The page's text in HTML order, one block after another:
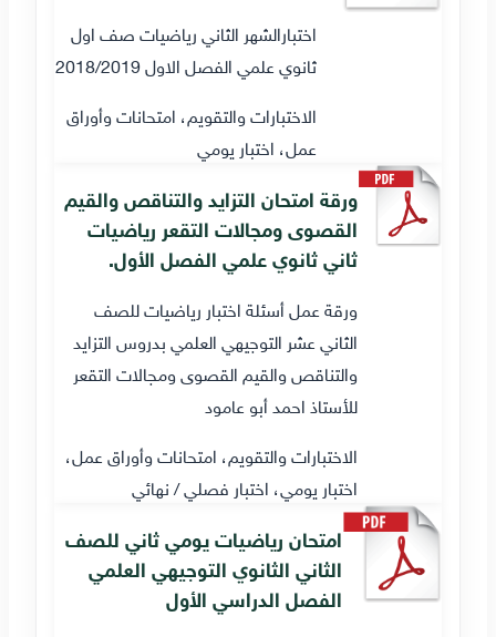
اختبارالشهر الثاني رياضيات صف اول
ثانوي علمي الفصل الاول 2018/2019
الاختبارات والتقويم، امتحانات وأوراق
عمل، اختبار يومي
ورقة امتحان التزايد والتناقص والقيم
القصوى ومجالات التقعر رياضيات
ثاني ثانوي علمي الفصل الأول.
ورقة عمل أسئلة اختبار رياضيات للصف
الثاني عشر التوجيهي العلمي بدروس التزايد
والتناقص والقيم القصوى ومجالات التقعر
للأستاذ احمد أبو عامود
الاختبارات والتقويم، امتحانات وأوراق عمل،
اختبار يومي، اختبار فصلي / نهائي
امتحان رياضيات يومي ثاني للصف
الثاني الثانوي التوجيهي العلمي
الفصل الدراسي الأول